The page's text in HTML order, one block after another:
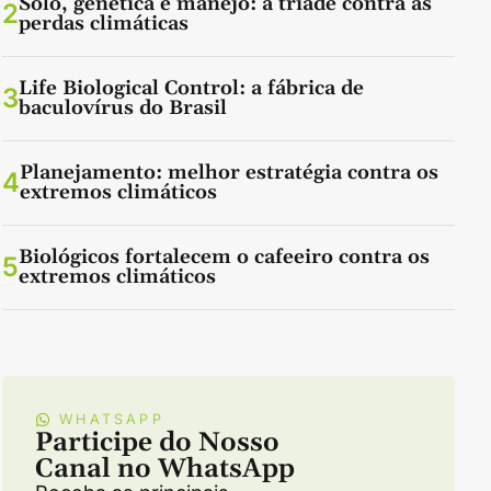
2perdas climáticas
3Life Biological Control: a fábrica de
baculovírus do Brasil
4Planejamento: melhor estratégia contra os
extremos climáticos
5Biológicos fortalecem o cafeeiro contra os
extremos climáticos
WHATSAPP
Participe do Nosso
Canal no WhatsApp